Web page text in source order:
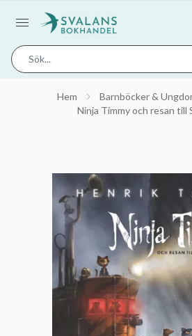
Hem
Barnböcker &
Ninja Timmy och resan till